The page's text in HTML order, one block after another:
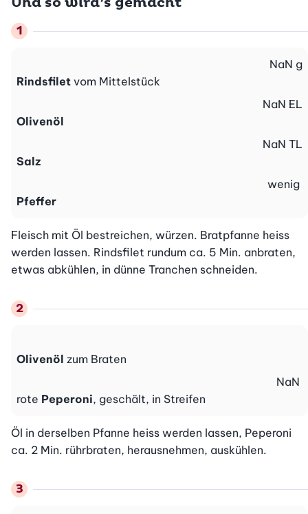
Rindsfilet vom Mittelstück
NaN g
Olivenöl
NaN EL
Salz
NaN TL
Pfeffer
wenig
Fleisch mit Öl bestreichen, würzen. Bratpfanne heiss
werden lassen. Rindsfilet rundum ca. 5 Min. anbraten,
etwas abkühlen, in dünne Tranchen schneiden.
Olivenöl zum Braten
rote Peperoni, geschält, in Streifen
NaN
Öl in derselben Pfanne heiss werden lassen, Peperoni
ca. 2 Min. rührbraten, herausnehmen, auskühlen.